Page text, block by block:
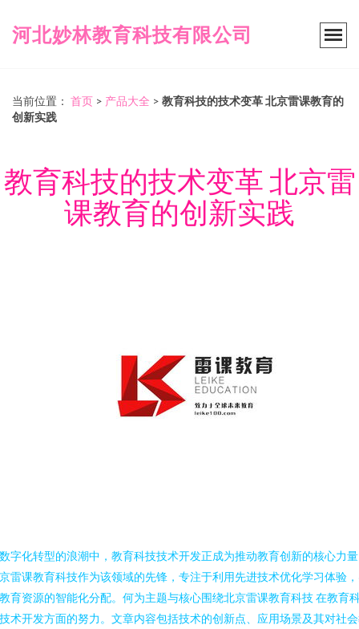
河北妙林教育科技有限公司
当前位置： 首页 > 产品大全 > 教育科技的技术变革 北京雷课教育的
创新实践
教育科技的技术变革 北京雷
课教育的创新实践
字化转型的浪潮中，教育科技技术开发正成为推动教育创新的核心力
雷课教育科技作为该领域的先锋，专注于利用先进技术优化学习体验
育资源的智能化分配。何为主题与核心围绕北京雷课教育科技 在教育
术开发方面的努力。文章内容包括技术的创新点、应用场景及其对社